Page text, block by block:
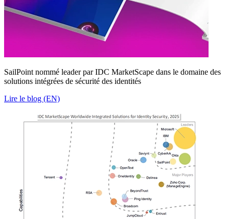
SailPoint nommé leader par IDC MarketScape dans le domaine des
solutions intégrées de sécurité des identités
Lire le blog (EN)